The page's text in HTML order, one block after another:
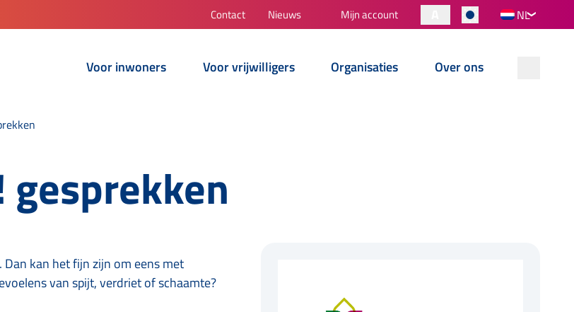
Contact Nieuws Mijn account NL
Voor inwoners Voor vrijwilligers Organisaties Over ons
gesprekken
kan het fijn zijn om eens met
van spijt, verdriet of schaamte?